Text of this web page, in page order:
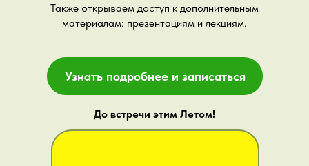
Также открываем доступ к дополнительным
материалам: презентациям и лекциям.
До встречи этим Летом!
Узнать подробнее и записаться